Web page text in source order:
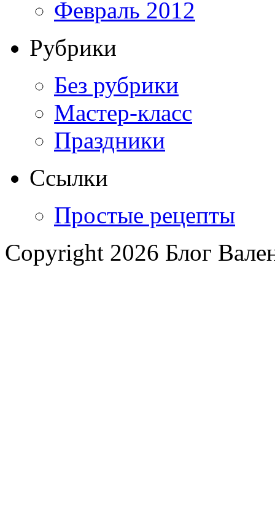
Февраль 2012
Рубрики
Без рубрики
Мастер-класс
Праздники
Ссылки
Простые рецепты
Copyright 2026 Блог